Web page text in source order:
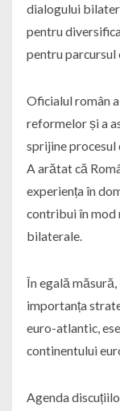
dialogului
pentru
pentru parcursul
Oficialul român
reformelor și a
sprijine procesul
A arătat că
experiența în
contribui în mod
bilaterale.
În egală
importanța
euro-atlantic,
continentului
Agenda